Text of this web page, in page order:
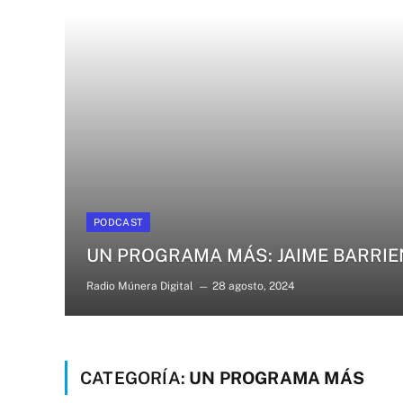
PODCAST
UN PROGRAMA MÁS: JAIME
Radio Múnera Digital 28 agosto, 2024
CATEGORÍA: UN PROGRAMA MÁS